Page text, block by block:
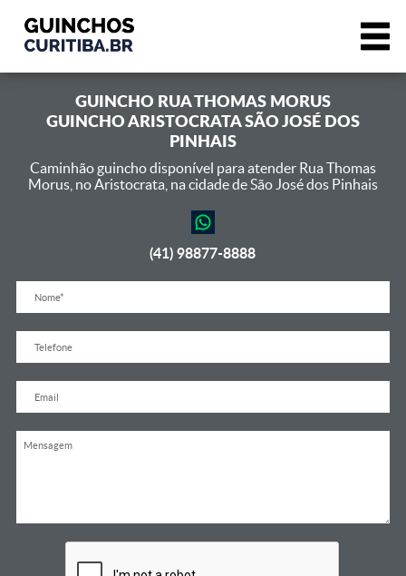
GUINCHO RUA THOMAS MORUS
GUINCHO ARISTOCRATA SÃO JOSÉ DOS
PINHAIS
Caminhão guincho disponível para atender Rua Thomas
Morus, no Aristocrata, na cidade de São José dos Pinhais
(41) 98877-8888